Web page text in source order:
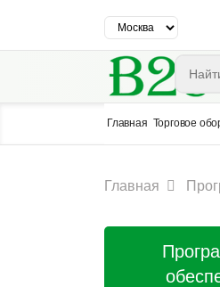
Главная Торговое
Главная